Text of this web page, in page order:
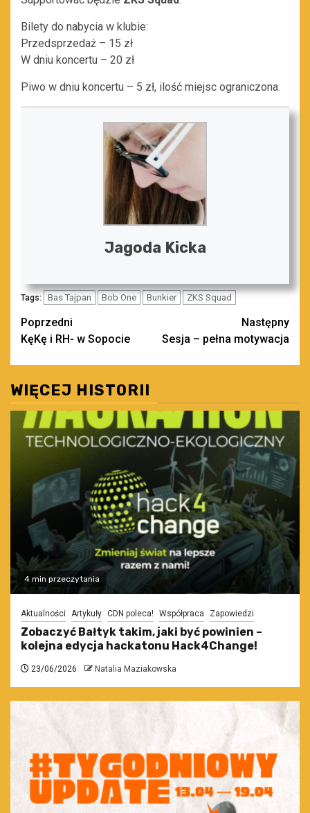
Bilety do nabycia w klubie:
Przedsprzedaż – 15 zł
W dniu koncertu – 20 zł
Piwo w dniu koncertu – 5 zł, ilość miejsc ograniczona.
Jagoda Kicka
Tags: Bas Tajpan Bob One Bunkier ZKS Squad
Zobacz
wpisy
Poprzedni
KęKę i RH- w Sopocie
Następny
Sesja – pełna motywacja
WIĘCEJ HISTORII
4 min przeczytania
Aktualności Artykuły CDN poleca! Współpraca Zapowiedzi
Zobaczyć Bałtyk takim, jaki być powinien –
kolejna edycja hackatonu Hack4Change!
23/06/2026 Natalia Maziakowska